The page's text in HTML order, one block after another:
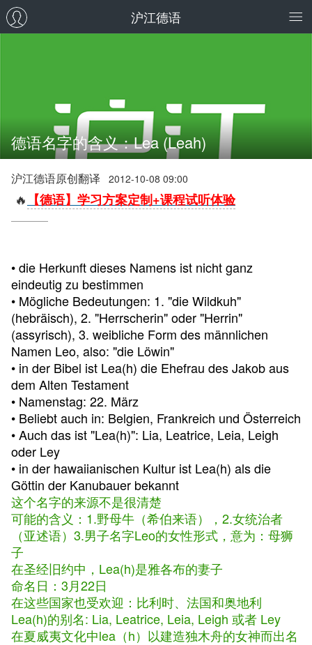
沪江德语
德语名字的含义：Lea (Leah)
沪江德语原创翻译 2012-10-08 09:00
🔥 【德语】学习方案定制+课程试听体验
• die Herkunft dieses Namens ist nicht ganz
eindeutig zu bestimmen
• Mögliche Bedeutungen: 1. "die Wildkuh"
(hebräisch), 2. "Herrscherin" oder "Herrin"
(assyrisch), 3. weibliche Form des männlichen
Namen Leo, also: "die Löwin"
• in der Bibel ist Lea(h) die Ehefrau des Jakob aus
dem Alten Testament
• Namenstag: 22. März
• Beliebt auch in: Belgien, Frankreich und Österreich
• Auch das ist "Lea(h)": Lia, Leatrice, Leia, Leigh
oder Ley
• in der hawaiianischen Kultur ist Lea(h) als die
Göttin der Kanubauer bekannt
这个名字的来源不是很清楚
可能的含义：1.野母牛（希伯来语），2.女统治者
（亚述语）3.男子名字Leo的女性形式，意为：母狮
子
在圣经旧约中，Lea(h)是雅各布的妻子
命名日：3月22日
在这些国家也受欢迎：比利时、法国和奥地利
Lea(h)的别名: Lia, Leatrice, Leia, Leigh 或者 Ley
在夏威夷文化中lea（h）以建造独木舟的女神而出名